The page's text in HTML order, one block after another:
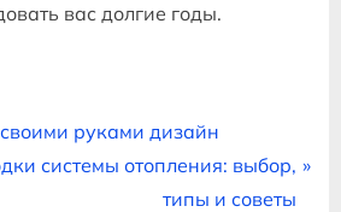
вас долгие годы.
руками дизайн
системы отопления: выбор,
типы и советы